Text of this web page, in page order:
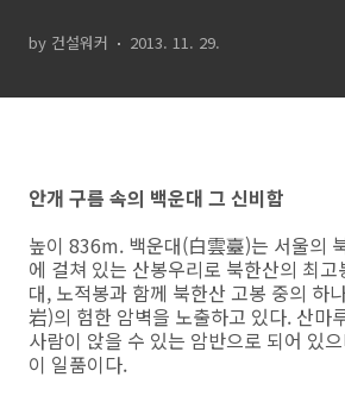
by 건설워커 2013. 11. 29.
안개 구름 속의 백운대 그 신비함
높이 836m. 백운대(白雲臺)는 서울의
에 걸쳐 있는 산봉우리로 북한산의 최
대, 노적봉과 함께 북한산 고봉 중의 하
岩)의 험한 암벽을 노출하고 있다. 산마
사람이 앉을 수 있는 암반으로 되어 있
이 일품이다.